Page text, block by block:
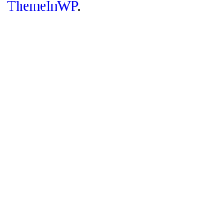
ThemeInWP.